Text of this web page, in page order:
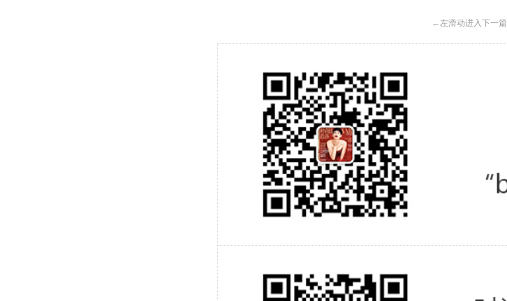
←左滑动进入下一篇